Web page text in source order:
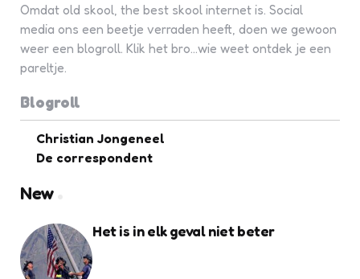
Omdat old skool, the best skool internet is. Social
media ons een beetje verraden heeft, doen we gewoon
weer een blogroll. Klik het bro...wie weet ontdek je een
pareltje.
Blogroll
Christian Jongeneel
De correspondent
New
Het is in elk geval niet beter